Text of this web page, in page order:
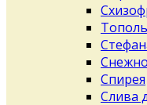
Тополь
Спирея
Слива